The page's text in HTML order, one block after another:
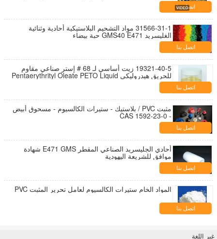
اتصل بنا
31566-31-1 مواد التشحيم البلاستيكية أحادية وثنائية
الغليسريد GMS40 E471 حبة بيضاء
اتصل بنا
19321-40-5 زيت أساسي لـ 68 # إستر صناعي مقاوم
للحريق هيدروليكي Pentaerythrityl Oleate PETO Liquid
اتصل بنا
مثبت PVC / بلاستيك - ستيرات الكالسيوم - مسحوق أبيض
- CAS 1592-23-0
اتصل بنا
أحادي الجليسريد الصناعي المقطر E471 GMS شهادة
موافق للشريعة اليهودية
اتصل بنا
المواد الخام ستيرات الكالسيوم لعامل تحرير المثبت PVC
اتصل بنا
غير اللغة